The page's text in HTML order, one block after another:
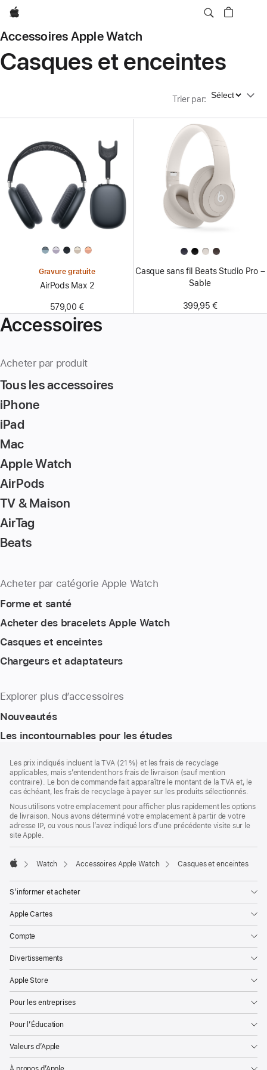
Apple
Accessoires Apple Watch
Casques et enceintes
Trier par: Trier par
Gravure gratuite
AirPods Max 2
579,00 €
Casque sans fil Beats Studio Pro –
Sable
399,95 €
Accessoires
Acheter par produit
Tous les accessoires
iPhone
iPad
Mac
Apple Watch
AirPods
TV & Maison
AirTag
Beats
Acheter par catégorie Apple Watch
Forme et santé
Acheter des bracelets Apple Watch
Casques et enceintes
Chargeurs et adaptateurs
Explorer plus d’accessoires
Nouveautés
Les incontournables pour les études
de
page
de
bas
de
Les prix indiqués incluent la TVA (21 %) et les frais de recyclage
applicables, mais s’entendent hors frais de livraison (sauf mention
contraire). Le bon de commande fait apparaître le montant de la TVA et, le
cas échéant, les frais de recyclage à payer sur les produits sélectionnés.
Nous utilisons votre emplacement pour afficher plus rapidement les options
de livraison. Nous avons déterminé votre emplacement à partir de votre
adresse IP, ou vous nous l’avez indiqué lors d’une précédente visite sur le
site Apple.
Watch Accessoires Apple Watch Casques et enceintes
S’informer et acheter
Apple Cartes
Compte
Divertissements
Apple Store
Pour les entreprises
Pour l’Éducation
Valeurs d’Apple